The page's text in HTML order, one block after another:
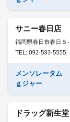
サニー春日店
福岡県春日市春日５-
TEL: 092-583-5555
メンソレータム
ｇジャー
ドラッグ新生